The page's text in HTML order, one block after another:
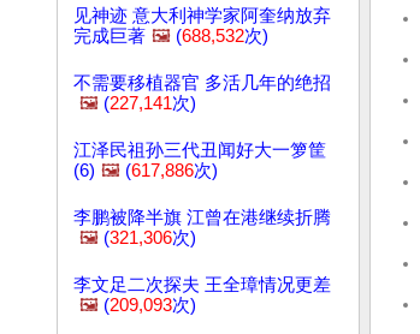
见神迹 意大利神学家阿奎纳放弃
完成巨著 🖼️ (688,532次)
不需要移植器官 多活几年的绝招
🖼️ (227,141次)
江泽民祖孙三代丑闻好大一箩筐
(6) 🖼️ (617,886次)
李鹏被降半旗 江曾在港继续折腾
🖼️ (321,306次)
李文足二次探夫 王全璋情况更差
🖼️ (209,093次)